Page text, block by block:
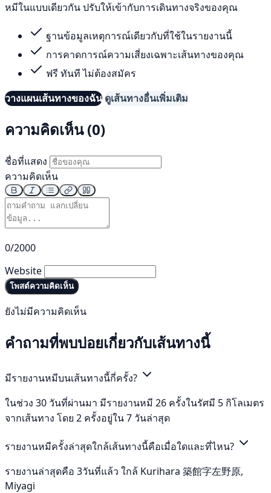
หมีในแบบเดียวกัน ปรับให้เข้ากับการเดินทางจริงของคุณ
ฐานข้อมูลเหตุการณ์เดียวกับที่ใช้ในรายงานนี้
การคาดการณ์ความเสี่ยงเฉพาะเส้นทางของคุณ
ฟรี ทันที ไม่ต้องสมัคร
วางแผนเส้นทางของฉัน ดูเส้นทางอื่นเพิ่มเติม
ความคิดเห็น (0)
ชื่อที่แสดง
ความคิดเห็น
0/2000
Website
โพสต์ความคิดเห็น
ยังไม่มีความคิดเห็น
คำถามที่พบบ่อยเกี่ยวกับเส้นทางนี้
มีรายงานหมีบนเส้นทางนี้กี่ครั้ง?
ในช่วง 30 วันที่ผ่านมา มีรายงานหมี 26 ครั้งในรัศมี 5 กิโลเมตร
จากเส้นทาง โดย 2 ครั้งอยู่ใน 7 วันล่าสุด
รายงานหมีครั้งล่าสุดใกล้เส้นทางนี้คือเมื่อใดและที่ไหน?
รายงานล่าสุดคือ 3วันที่แล้ว ใกล้ Kurihara 築館字左野原,
Miyagi